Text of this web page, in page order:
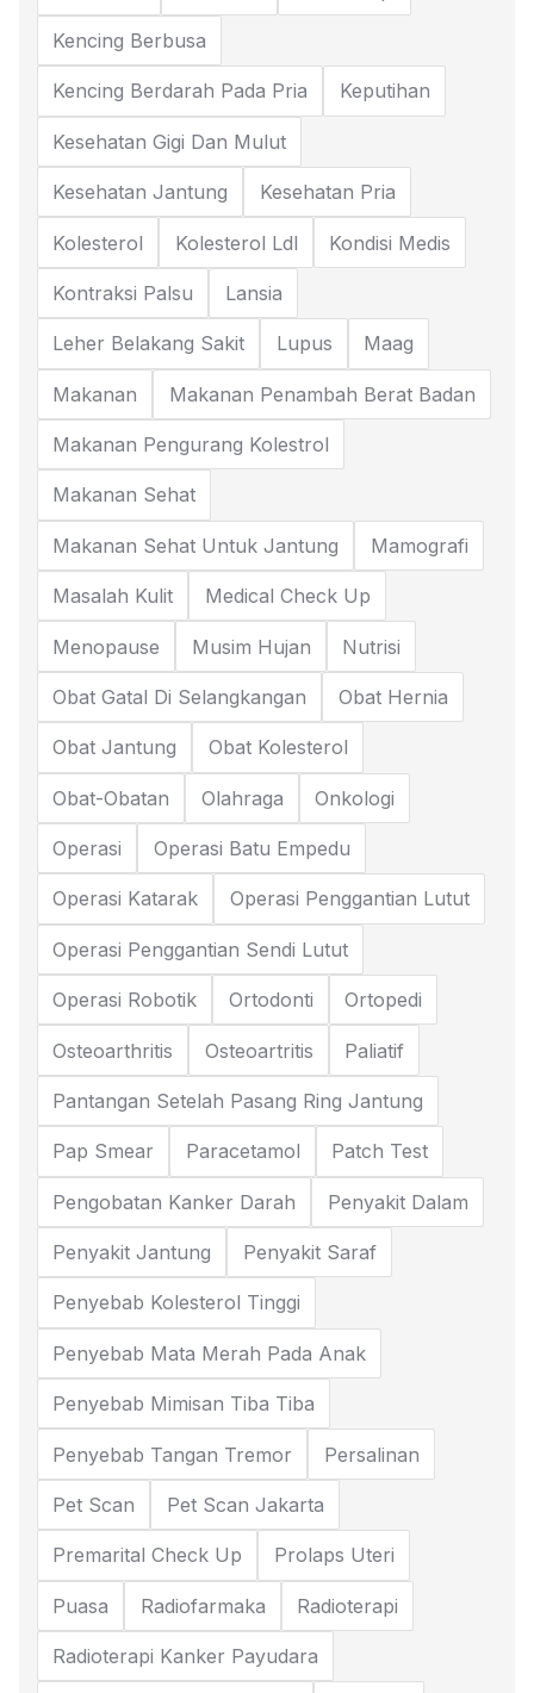
Kencing Berbusa
Kencing Berdarah Pada Pria Keputihan
Kesehatan Gigi Dan Mulut
Kesehatan Jantung Kesehatan Pria
Kolesterol Kolesterol Ldl Kondisi Medis
Kontraksi Palsu Lansia
Leher Belakang Sakit Lupus Maag
Makanan Makanan Penambah Berat Badan
Makanan Pengurang Kolestrol
Makanan Sehat
Makanan Sehat Untuk Jantung Mamografi
Masalah Kulit Medical Check Up
Menopause Musim Hujan Nutrisi
Obat Gatal Di Selangkangan Obat Hernia
Obat Jantung Obat Kolesterol
Obat-Obatan Olahraga Onkologi
Operasi Operasi Batu Empedu
Operasi Katarak Operasi Penggantian Lutut
Operasi Penggantian Sendi Lutut
Operasi Robotik Ortodonti Ortopedi
Osteoarthritis Osteoartritis Paliatif
Pantangan Setelah Pasang Ring Jantung
Pap Smear Paracetamol Patch Test
Pengobatan Kanker Darah Penyakit Dalam
Penyakit Jantung Penyakit Saraf
Penyebab Kolesterol Tinggi
Penyebab Mata Merah Pada Anak
Penyebab Mimisan Tiba Tiba
Penyebab Tangan Tremor Persalinan
Pet Scan Pet Scan Jakarta
Premarital Check Up Prolaps Uteri
Puasa Radiofarmaka Radioterapi
Radioterapi Kanker Payudara